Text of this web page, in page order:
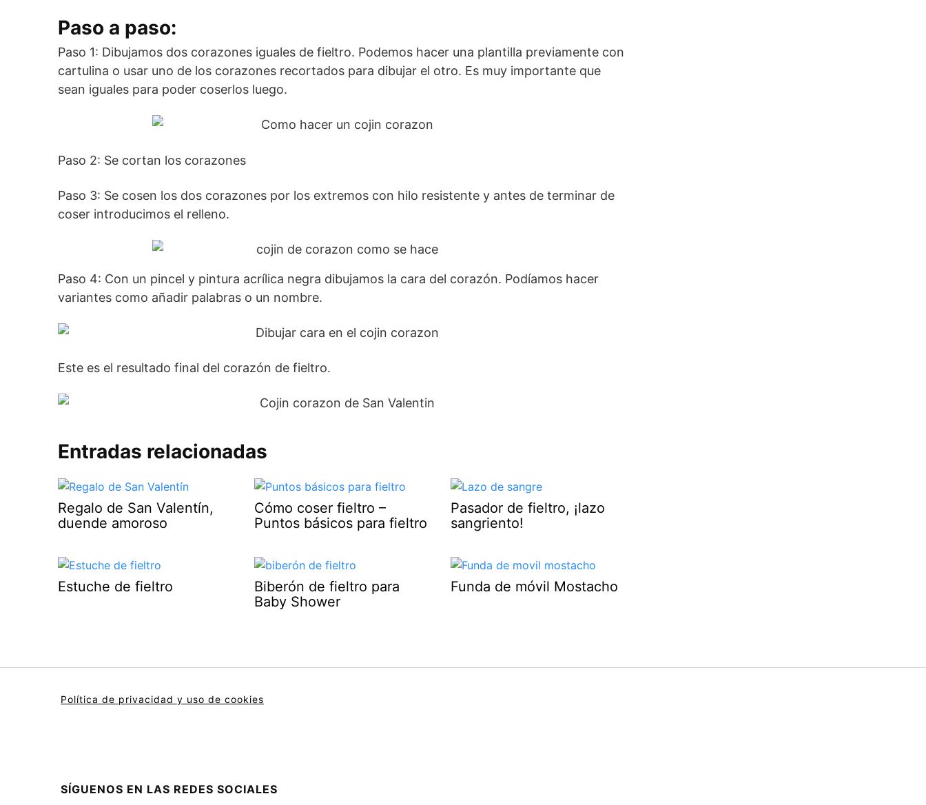
Paso a paso:
Paso 1: Dibujamos dos corazones iguales de fieltro. Podemos hacer una plantilla previamente con
cartulina o usar uno de los corazones recortados para dibujar el otro. Es muy importante que
sean iguales para poder coserlos luego.
Paso 2: Se cortan los corazones
Paso 3: Se cosen los dos corazones por los extremos con hilo resistente y antes de terminar de
coser introducimos el relleno.
Paso 4: Con un pincel y pintura acrílica negra dibujamos la cara del corazón. Podíamos hacer
variantes como añadir palabras o un nombre.
Este es el resultado final del corazón de fieltro.
Entradas relacionadas
Regalo de San Valentín,
duende amoroso
Cómo coser fieltro –
Puntos básicos para fieltro
Pasador de fieltro, ¡lazo
sangriento!
Estuche de fieltro
Biberón de fieltro para
Baby Shower
Funda de móvil Mostacho
Política de privacidad y uso de cookies
SÍGUENOS EN LAS REDES SOCIALES